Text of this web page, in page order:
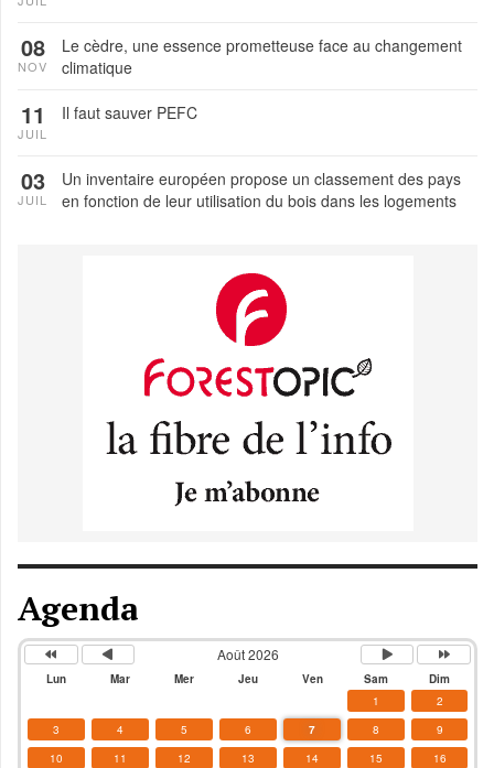
Le cèdre, une essence prometteuse face au changement
climatique
08
NOV
Il faut sauver PEFC
11
JUIL
Un inventaire européen propose un classement des pays
en fonction de leur utilisation du bois dans les logements
03
JUIL
Agenda
Août 2026
Lun Mar Mer Jeu Ven Sam
Dim
1
2
3
4 5 6 7 8
9
10
11 12 13 14 15
16